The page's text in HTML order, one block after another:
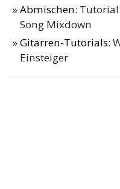
Abmischen:
Song Mixdown
Gitarren-Tutorials:
Einsteiger